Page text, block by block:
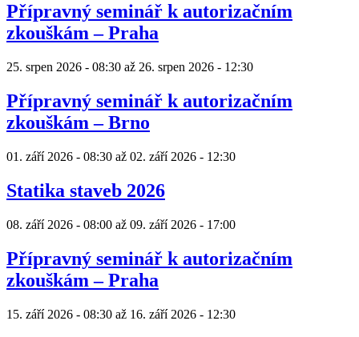
Přípravný seminář k autorizačním
zkouškám – Praha
25. srpen 2026 - 08:30 až 26. srpen 2026 - 12:30
Přípravný seminář k autorizačním
zkouškám – Brno
01. září 2026 - 08:30 až 02. září 2026 - 12:30
Statika staveb 2026
08. září 2026 - 08:00 až 09. září 2026 - 17:00
Přípravný seminář k autorizačním
zkouškám – Praha
15. září 2026 - 08:30 až 16. září 2026 - 12:30